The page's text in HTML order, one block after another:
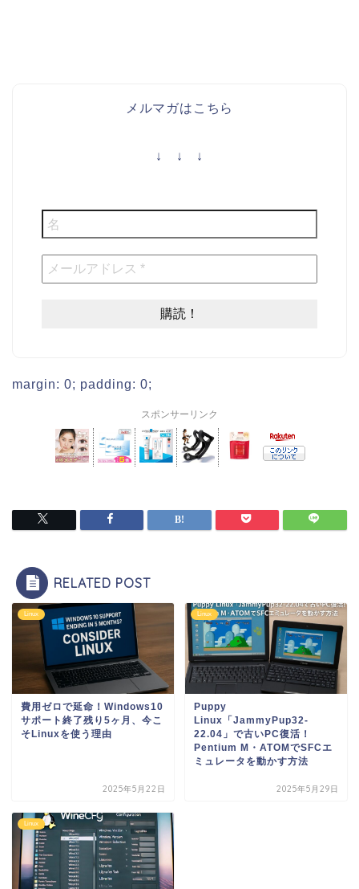
メルマガはこちら
↓ ↓ ↓
margin: 0; padding: 0;
スポンサーリンク
RELATED POST
Linux
費用ゼロで延命！Windows10
サポート終了残り5ヶ月、今こ
そLinuxを使う理由
2025年5月22日
Linux
Puppy
Linux「JammyPup32-
22.04」で古いPC復活！
Pentium M・ATOMでSFCエ
ミュレータを動かす方法
2025年5月29日
Linux